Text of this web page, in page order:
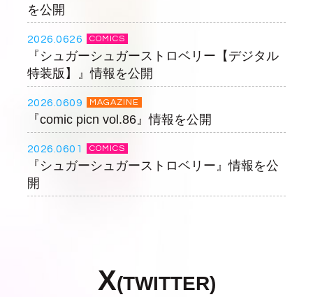
を公開
2026.0626 COMICS
『シュガーシュガーストロベリー【デジタル
特装版】』情報を公開
2026.0609 MAGAZINE
『comic picn vol.86』情報を公開
2026.0601 COMICS
『シュガーシュガーストロベリー』情報を公
開
X(TWITTER)